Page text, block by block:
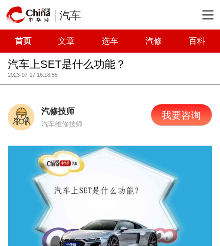
汽车
首页 文章 选车 汽修 百科
汽车上SET是什么功能？
2023-07-17 16:18:55
汽修技师
汽车维修技师
我要咨询